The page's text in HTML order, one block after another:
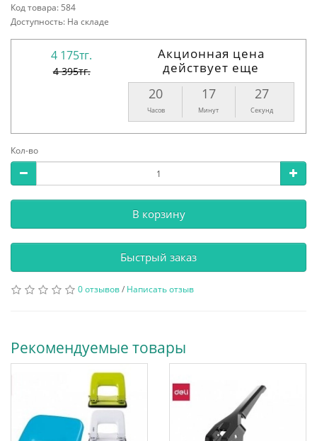
Код товара: 584
Доступность: На складе
4 175тг.
4 395тг.
Акционная цена
действует еще
20
Часов
17
Минут
26
Секунд
Кол-во
В корзину
Быстрый заказ
0 отзывов/ Написать отзыв
Рекомендуемые товары